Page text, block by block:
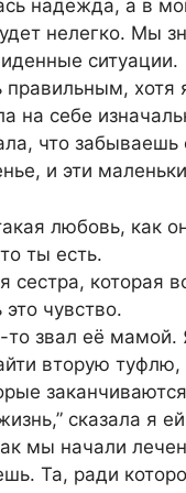
надежда, а в
нелегко. Мы
ситуации.
правильным,
на себе
что
и эти
любовь, как
ты есть.
сестра, которая
чувство.
то звал её
вторую
сказала я
мы начали
Та, ради